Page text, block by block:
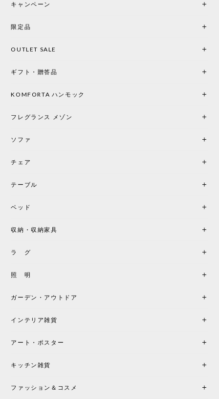
キャンペーン
限定品
OUTLET SALE
ギフト・贈答品
KOMFORTA ハンモック
フレグランス メゾン
ソファ
チェア
テーブル
ベッド
収納・収納家具
ラ グ
照 明
ガーデン・アウトドア
インテリア雑貨
アート・ポスター
キッチン雑貨
ファッション＆コスメ